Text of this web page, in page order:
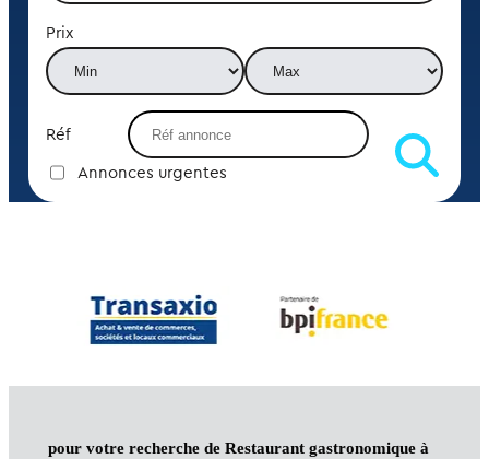
Prix
Réf
Annonces urgentes
pour votre recherche de Restaurant gastronomique à